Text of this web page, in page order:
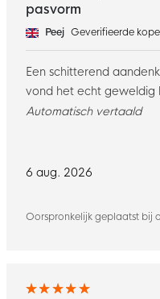
6 aug. 2026
Oorspronkelijk geplaatst bij
pasvorm
Peej Geverifieerde
Een schitterend
vond het echt geweldig
Automatisch vertaald